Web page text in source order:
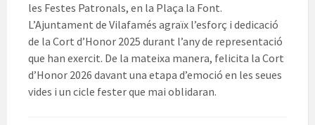
les Festes Patronals, en la Plaça la Font.
L’Ajuntament de Vilafamés agraïx l’esforç i dedicació
de la Cort d’Honor 2025 durant l’any de representació
que han exercit. De la mateixa manera, felicita la Cort
d’Honor 2026 davant una etapa d’emoció en les seues
vides i un cicle fester que mai oblidaran.